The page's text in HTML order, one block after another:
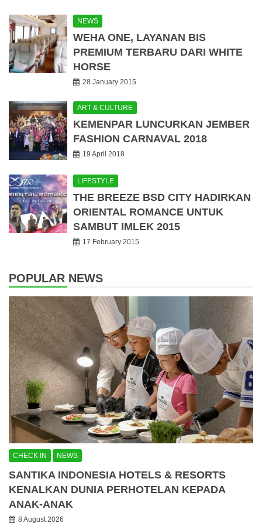
NEWS
WEHA ONE, LAYANAN BIS
PREMIUM TERBARU DARI WHITE
HORSE
28 January 2015
ART & CULTURE
KEMENPAR LUNCURKAN JEMBER
FASHION CARNAVAL 2018
19 April 2018
LIFESTYLE
THE BREEZE BSD CITY HADIRKAN
ORIENTAL ROMANCE UNTUK
SAMBUT IMLEK 2015
17 February 2015
POPULAR NEWS
CHECK IN NEWS
SANTIKA INDONESIA HOTELS & RESORTS
KENALKAN DUNIA PERHOTELAN KEPADA
ANAK-ANAK
8 August 2026